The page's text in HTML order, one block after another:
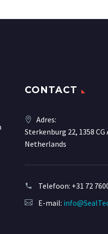
CONTACT
Adres:
Sterkenburg 22, 1358
Netherlands
Telefoon: +31 72
E-mail: